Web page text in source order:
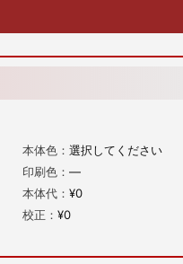
本体色： 選択してください
印刷色： —
本体代： ¥0
校正： ¥0